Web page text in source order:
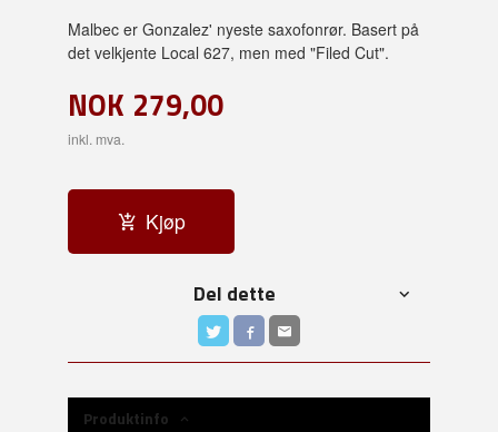
Malbec er Gonzalez' nyeste saxofonrør. Basert på
det velkjente Local 627, men med "Filed Cut".
NOK 279,00
inkl. mva.
Kjøp
Del dette
Produktinfo